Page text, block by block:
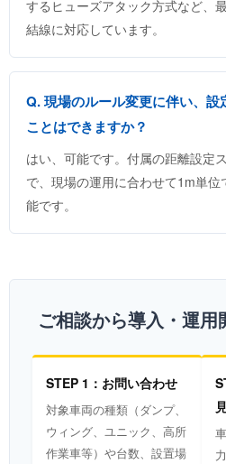
するヒューズアタック方式など、
結線に対応しています。
Q. 現場のルール変更に伴い、設
ことはできますか？
はい、可能です。付属の距離設定
で、現場の運用に合わせて1m単
能です。
ご相談から導入・運
STEP 1：お問い合わせ
対象車両の種類（ダンプ、
ウィング、ユニック、高所
作業車等）や台数、設置場